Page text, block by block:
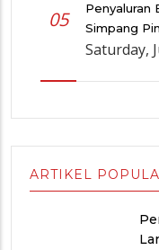
05
Penyaluran
Simpang
Saturday,
ARTIKEL